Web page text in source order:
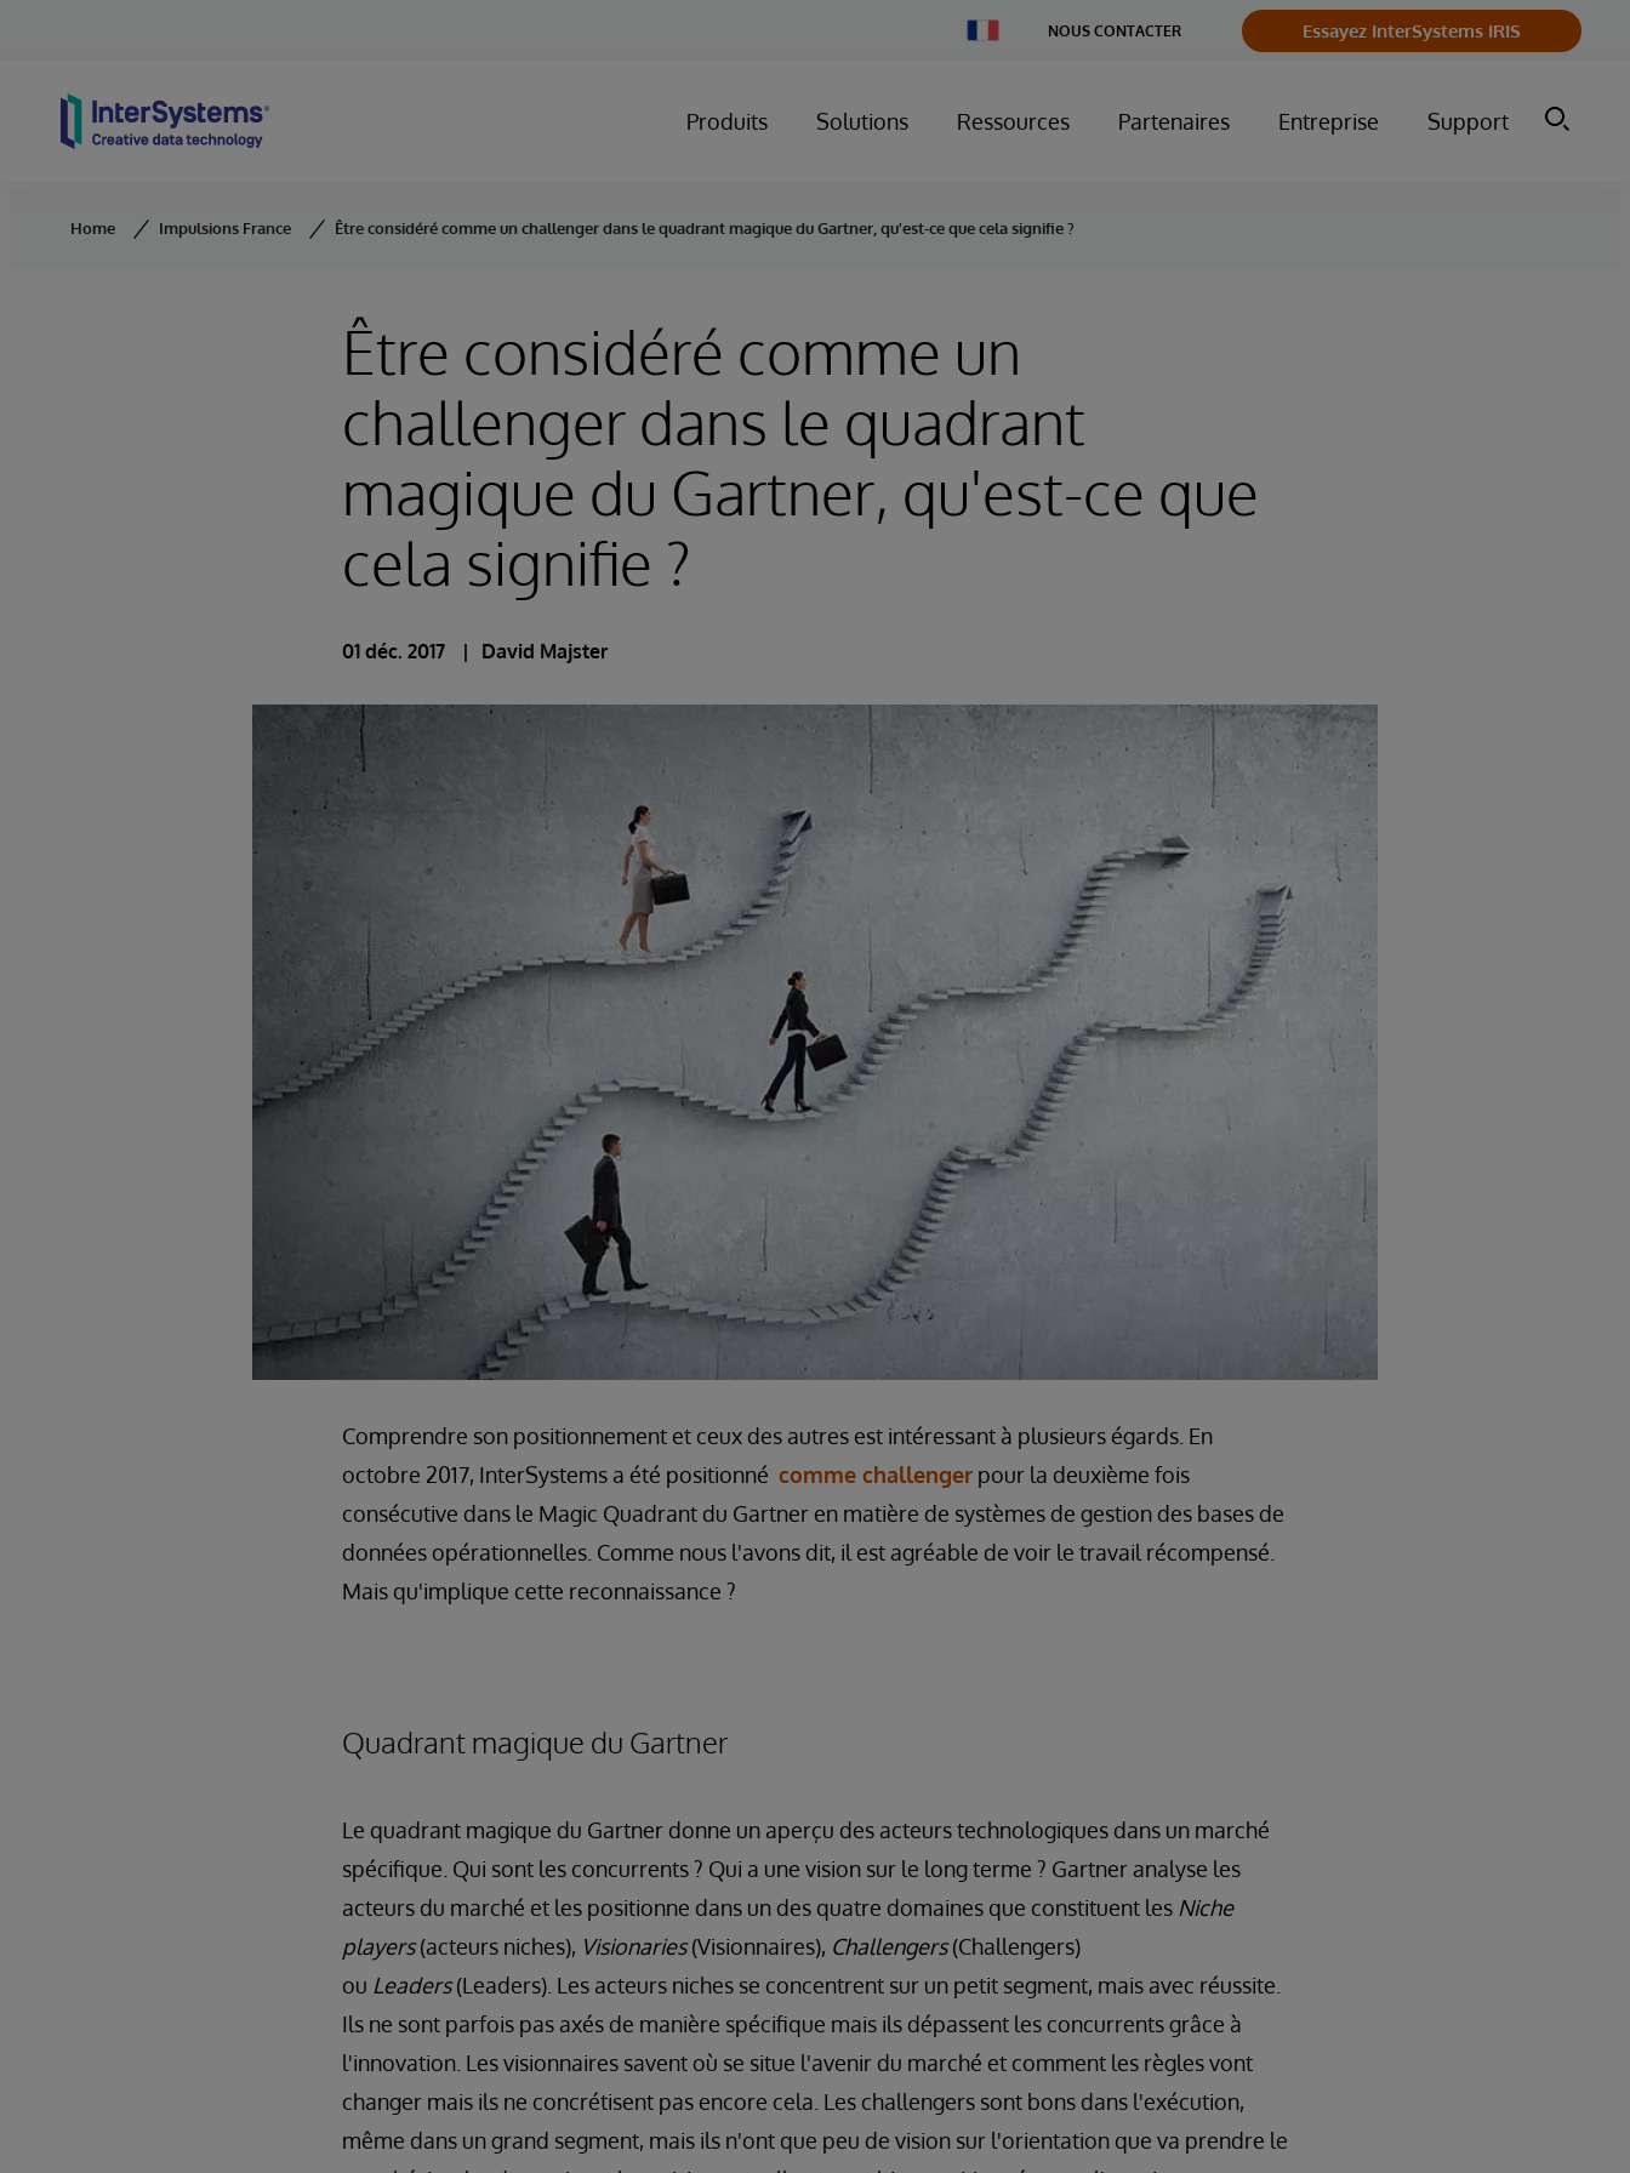
Country
NOUS CONTACTER Essayez InterSystems IRIS
Produits Solutions Ressources Partenaires Entreprise Support
Home Impulsions France Être considéré comme un challenger dans le quadrant magique du Gartner, qu'est-ce que cela signifie ?
Être considéré comme un
challenger dans le quadrant
magique du Gartner, qu'est-ce que
cela signifie ?
01 déc. 2017 David Majster
Comprendre son positionnement et ceux des autres est intéressant à plusieurs égards. En
octobre 2017, InterSystems a été positionné comme challenger pour la deuxième fois
consécutive dans le Magic Quadrant du Gartner en matière de systèmes de gestion des bases de
données opérationnelles. Comme nous l'avons dit, il est agréable de voir le travail récompensé.
Mais qu'implique cette reconnaissance ?
Quadrant magique du Gartner
Le quadrant magique du Gartner donne un aperçu des acteurs technologiques dans un marché
spécifique. Qui sont les concurrents ? Qui a une vision sur le long terme ? Gartner analyse les
acteurs du marché et les positionne dans un des quatre domaines que constituent les Niche
players(acteurs niches), Visionaries(Visionnaires), Challengers(Challengers)
ou Leaders(Leaders). Les acteurs niches se concentrent sur un petit segment, mais avec réussite.
Ils ne sont parfois pas axés de manière spécifique mais ils dépassent les concurrents grâce à
l'innovation. Les visionnaires savent où se situe l'avenir du marché et comment les règles vont
changer mais ils ne concrétisent pas encore cela. Les challengers sont bons dans l'exécution,
même dans un grand segment, mais ils n'ont que peu de vision sur l'orientation que va prendre le